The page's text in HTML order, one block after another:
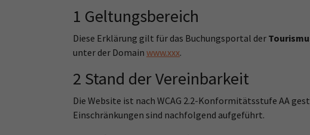
1 Geltungsbereich
Diese Erklärung gilt für das Buchungsportal der
unter der Domain www.xxx.
2 Stand der Vereinbarkeit
Die Website ist nach WCAG 2.2-Konformitätsstufe AA
Einschränkungen sind nachfolgend aufgeführt.